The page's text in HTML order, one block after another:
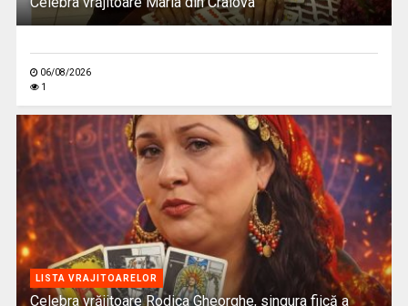
06/08/2026
1
LISTA VRAJITOARELOR
Celebra vrăjitoare Rodica Gheorghe, singura fiică a